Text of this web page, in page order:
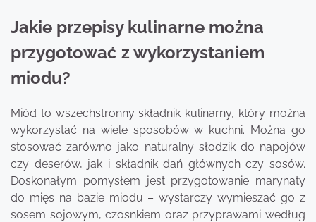
Jakie przepisy kulinarne można
przygotować z wykorzystaniem
miodu?
Miód to wszechstronny składnik kulinarny, który można
wykorzystać na wiele sposobów w kuchni. Można go
stosować zarówno jako naturalny słodzik do napojów
czy deserów, jak i składnik dań głównych czy sosów.
Doskonałym pomysłem jest przygotowanie marynaty
do mięs na bazie miodu – wystarczy wymieszać go z
sosem sojowym, czosnkiem oraz przyprawami według